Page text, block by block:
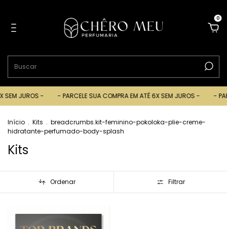
0
JUROS - - PARCELE SUA COMPRA EM ATÉ 6X SEM JUROS - -
Início . Kits . breadcrumbs.kit-feminino-pokoloka-plie-creme-
hidratante-perfumado-body-splash
Kits
Ordenar Filtrar